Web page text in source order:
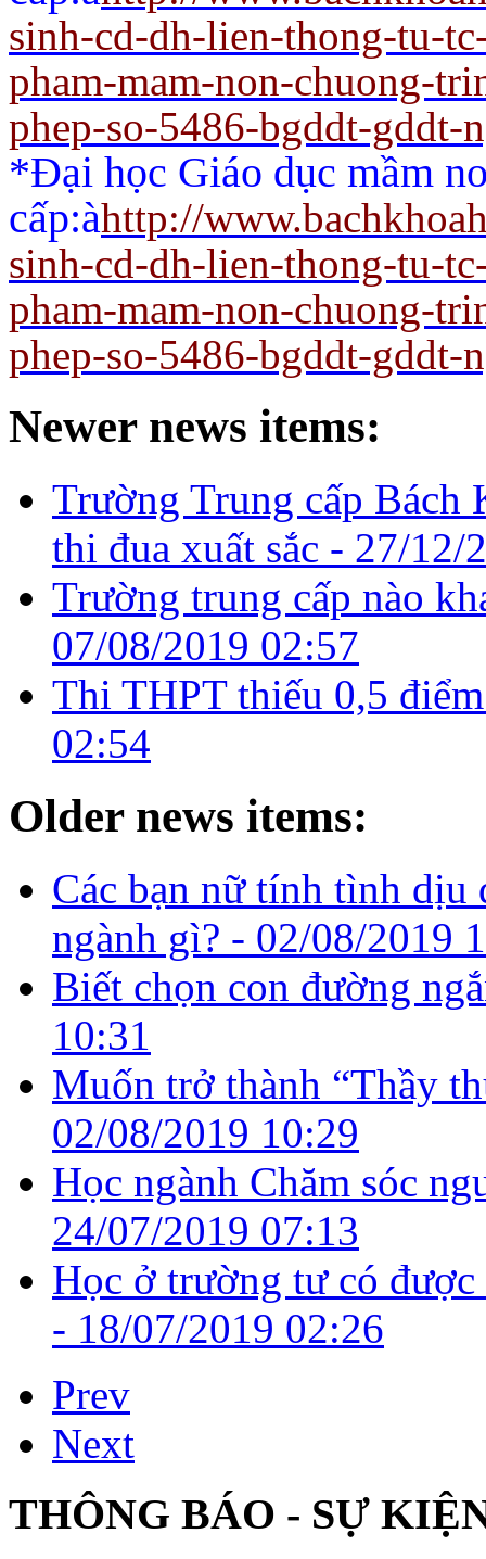
sinh-cd-dh-lien-thong-tu-
pham-mam-non-chuong-
phep-so-5486-bgddt-gddt-
*Đại học Giáo dục mầm
cấp:àhttp://
sinh-cd-dh-lien-thong-tu-
pham-mam-non-chuong-
phep-so-5486-bgddt-gddt-
Newer news items:
Trường Trung cấp Bách
thi đua xuất sắc - 27/12/
Trường trung cấp nào
07/08/2019 02:57
Thi THPT thiếu 0,5
02:54
Older news items:
Các bạn nữ tính tình dịu
ngành gì? - 02/08/2019
Biết chọn con đường
10:31
Muốn trở thành “Thầy
02/08/2019 10:29
Học ngành Chăm sóc
24/07/2019 07:13
Học ở trường tư có
- 18/07/2019 02:26
Prev
Next
THÔNG BÁO - SỰ